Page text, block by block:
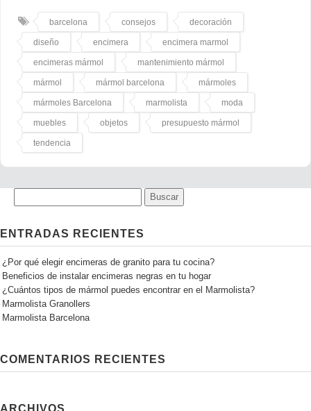
barcelona consejos decoración
diseño encimera encimera marmol
encimeras mármol mantenimiento mármol
mármol mármol barcelona mármoles
mármoles Barcelona marmolista moda
muebles objetos presupuesto mármol
tendencia
ENTRADAS RECIENTES
¿Por qué elegir encimeras de granito para tu cocina?
Beneficios de instalar encimeras negras en tu hogar
¿Cuántos tipos de mármol puedes encontrar en el Marmolista?
Marmolista Granollers
Marmolista Barcelona
COMENTARIOS RECIENTES